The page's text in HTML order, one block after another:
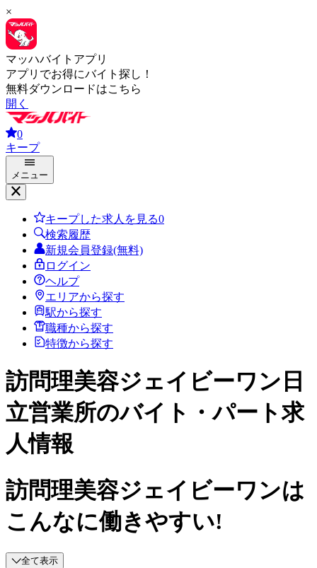
×
マッハバイトアプリ
アプリでお得にバイト探し！
無料ダウンロードはこちら
開く
0
キープ
メニュー
キープした求人を見る0
検索履歴
新規会員登録(無料)
ログイン
ヘルプ
エリアから探す
駅から探す
職種から探す
特徴から探す
訪問理美容ジェイビーワン日
立営業所のバイト・パート求
人情報
訪問理美容ジェイビーワンは
こんなに働きやすい!
全て表示